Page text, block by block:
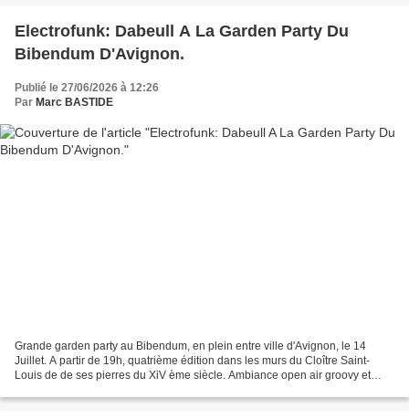
Electrofunk: Dabeull A La Garden Party Du
Bibendum D'Avignon.
Publié le 27/06/2026 à 12:26
Par Marc BASTIDE
Grande garden party au Bibendum, en plein entre ville d'Avignon, le 14
Juillet. A partir de 19h, quatrième édition dans les murs du Cloître Saint-
Louis de de ses pierres du XiV ème siècle. Ambiance open air groovy et